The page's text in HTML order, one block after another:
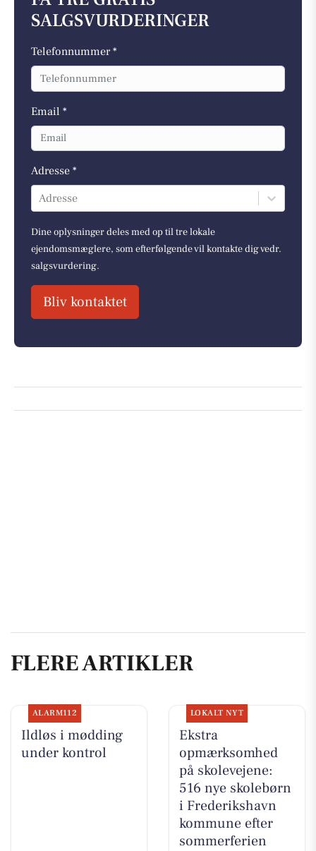
SALGSVURDERINGER
Telefonnummer *
Email *
Adresse *
Adresse
Dine oplysninger deles med op til tre lokale
ejendomsmæglere, som efterfølgende vil kontakte dig vedr.
salgsvurdering.
Bliv kontaktet
FLERE ARTIKLER
ALARM112
Ildløs i mødding
under kontrol
LOKALT NYT
Ekstra
opmærksomhed
på skolevejene:
516 nye skolebørn
i Frederikshavn
kommune efter
sommerferien